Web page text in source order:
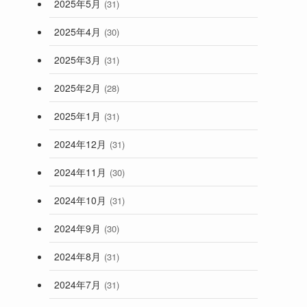
2025年5月 (31)
2025年4月 (30)
2025年3月 (31)
2025年2月 (28)
2025年1月 (31)
2024年12月 (31)
2024年11月 (30)
2024年10月 (31)
2024年9月 (30)
2024年8月 (31)
2024年7月 (31)